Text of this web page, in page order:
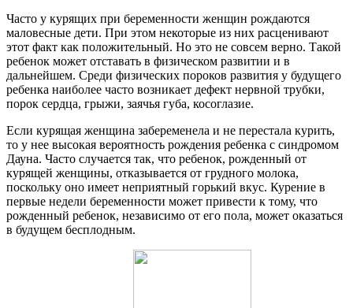
Часто у курящих при беременности женщин рождаются
маловесные дети. При этом некоторые из них расценивают
этот факт как положительный. Но это не совсем верно. Такой
ребенок может отставать в физическом развитии и в
дальнейшем. Среди физических пороков развития у будущего
ребенка наиболее часто возникает дефект нервной трубки,
порок сердца, грыжи, заячья губа, косоглазие.
Если курящая женщина забеременела и не перестала курить,
то у нее высокая вероятность рождения ребенка с синдромом
Дауна. Часто случается так, что ребенок, рожденный от
курящей женщины, отказывается от грудного молока,
поскольку оно имеет неприятный горький вкус. Курение в
первые недели беременности может привести к тому, что
рожденный ребенок, независимо от его пола, может оказаться
в будущем бесплодным.